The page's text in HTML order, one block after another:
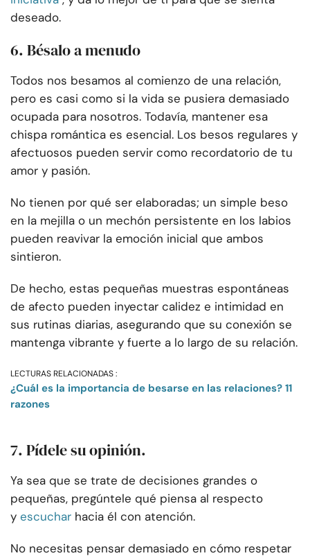
deseado.
6. Bésalo a menudo
Todos nos besamos al comienzo de una relación,
pero es casi como si la vida se pusiera demasiado
ocupada para nosotros. Todavía, mantener esa
chispa romántica es esencial. Los besos regulares y
afectuosos pueden servir como recordatorio de tu
amor y pasión.
No tienen por qué ser elaboradas; un simple beso
en la mejilla o un mechón persistente en los labios
pueden reavivar la emoción inicial que ambos
sintieron.
De hecho, estas pequeñas muestras espontáneas
de afecto pueden inyectar calidez e intimidad en
sus rutinas diarias, asegurando que su conexión se
mantenga vibrante y fuerte a lo largo de su relación.
LECTURAS RELACIONADAS :
¿Cuál es la importancia de besarse en las relaciones? 11
razones
7. Pídele su opinión.
Ya sea que se trate de decisiones grandes o
pequeñas, pregúntele qué piensa al respecto
y escuchar hacia él con atención.
No necesitas pensar demasiado en cómo respetar